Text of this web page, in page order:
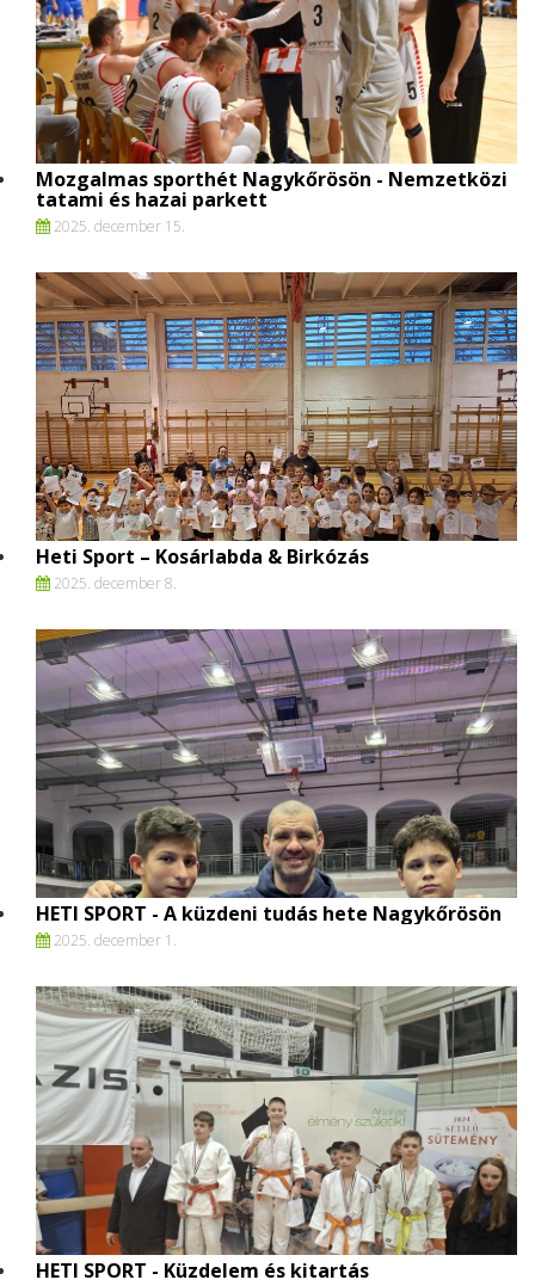
Mozgalmas sporthét Nagykőrösön - Nemzetközi
tatami és hazai parkett
2025. december 15.
Heti Sport – Kosárlabda & Birkózás
2025. december 8.
HETI SPORT - A küzdeni tudás hete Nagykőrösön
2025. december 1.
HETI SPORT - Küzdelem és kitartás